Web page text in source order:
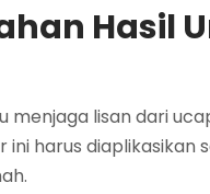
Hasil
lisan dari
harus diaplikasikan